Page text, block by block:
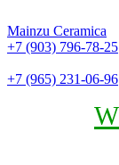
Mainzu Ceramica
+7 (903) 796-78-25
+7 (965) 231-06-96